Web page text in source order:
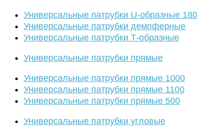
Универсальные патрубки U-образные 180
Универсальные патрубки демпферные
Универсальные патрубки Т-образные
Универсальные патрубки прямые
Универсальные патрубки прямые 1000
Универсальные патрубки прямые 1100
Универсальные патрубки прямые 500
Универсальные патрубки угловые